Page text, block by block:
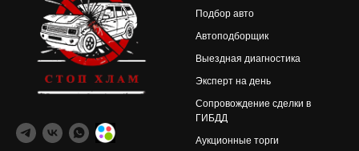
Подбор авто
Автоподборщик
Выездная диагностика
Эксперт на день
Сопровождение сделки в
ГИБДД
Аукционные торги